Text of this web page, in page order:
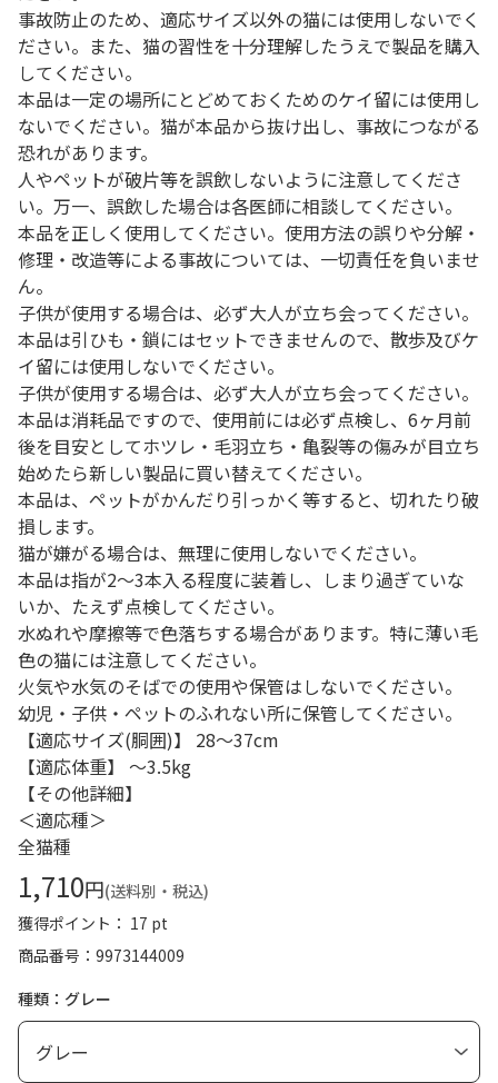
事故防止のため、適応サイズ以外の猫には使用しないでく
ださい。また、猫の習性を十分理解したうえで製品を購入
してください。
本品は一定の場所にとどめておくためのケイ留には使用し
ないでください。猫が本品から抜け出し、事故につながる
恐れがあります。
人やペットが破片等を誤飲しないように注意してくださ
い。万一、誤飲した場合は各医師に相談してください。
本品を正しく使用してください。使用方法の誤りや分解・
修理・改造等による事故については、一切責任を負いませ
ん。
子供が使用する場合は、必ず大人が立ち会ってください。
本品は引ひも・鎖にはセットできませんので、散歩及びケ
イ留には使用しないでください。
子供が使用する場合は、必ず大人が立ち会ってください。
本品は消耗品ですので、使用前には必ず点検し、6ヶ月前
後を目安としてホツレ・毛羽立ち・亀裂等の傷みが目立ち
始めたら新しい製品に買い替えてください。
本品は、ペットがかんだり引っかく等すると、切れたり破
損します。
猫が嫌がる場合は、無理に使用しないでください。
本品は指が2～3本入る程度に装着し、しまり過ぎていな
いか、たえず点検してください。
水ぬれや摩擦等で色落ちする場合があります。特に薄い毛
色の猫には注意してください。
火気や水気のそばでの使用や保管はしないでください。
幼児・子供・ペットのふれない所に保管してください。
【適応サイズ(胴囲)】 28～37cm
【適応体重】 ～3.5kg
【その他詳細】
＜適応種＞
全猫種
1,710円(送料別・税込)
獲得ポイント： 17 pt
商品番号
9973144009
種類：グレー